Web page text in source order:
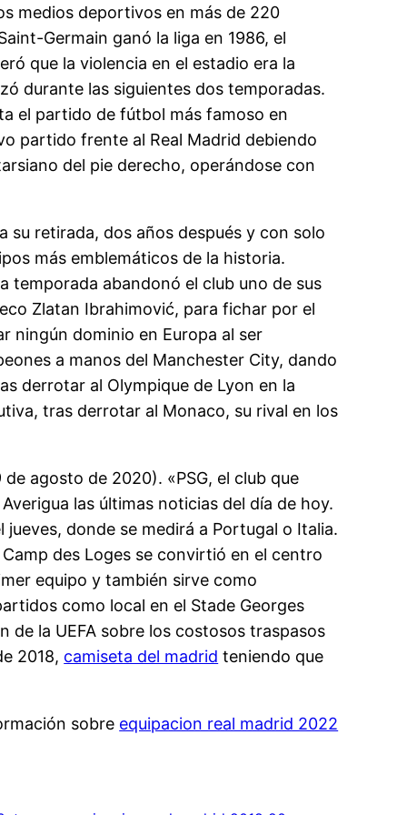
medios deportivos en más de 220
Germain ganó la liga en 1986, el
que la violencia en el estadio era la
durante las siguientes dos temporadas.
el partido de fútbol más famoso en
partido frente al Real Madrid debiendo
del pie derecho, operándose con
su retirada, dos años después y con solo
más emblemáticos de la historia.
temporada abandonó el club uno de sus
Zlatan Ibrahimović, para fichar por el
ningún dominio en Europa al ser
a manos del Manchester City, dando
derrotar al Olympique de Lyon en la
tras derrotar al Monaco, su rival en los
agosto de 2020). «PSG, el club que
las últimas noticias del día de hoy.
donde se medirá a Portugal o Italia.
des Loges se convirtió en el centro
equipo y también sirve como
como local en el Stade Georges
de la UEFA sobre los costosos traspasos
2018, camiseta del madrid teniendo que
sobre equipacion real madrid 2022